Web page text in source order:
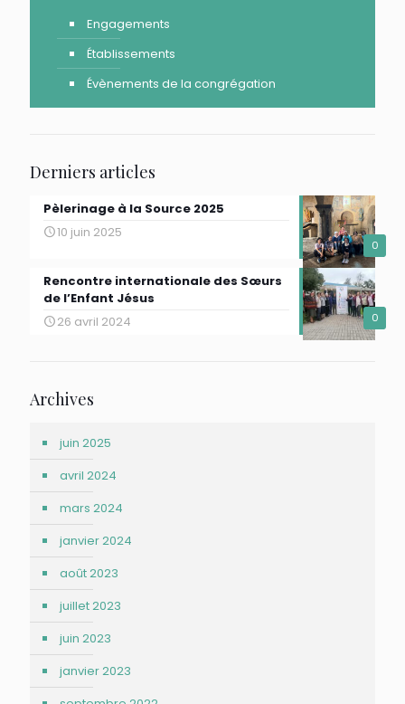
Engagements
Établissements
Évènements de la congrégation
Derniers articles
0
Pèlerinage à la Source 2025
10 juin 2025
0
Rencontre internationale des Sœurs
de l’Enfant Jésus
26 avril 2024
Archives
juin 2025
avril 2024
mars 2024
janvier 2024
août 2023
juillet 2023
juin 2023
janvier 2023